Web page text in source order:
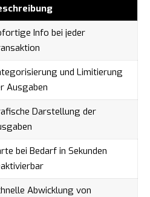
Info bei jeder
und Limitierung
Ausgaben
Darstellung der
bei Bedarf in Sekunden
Abwicklung von